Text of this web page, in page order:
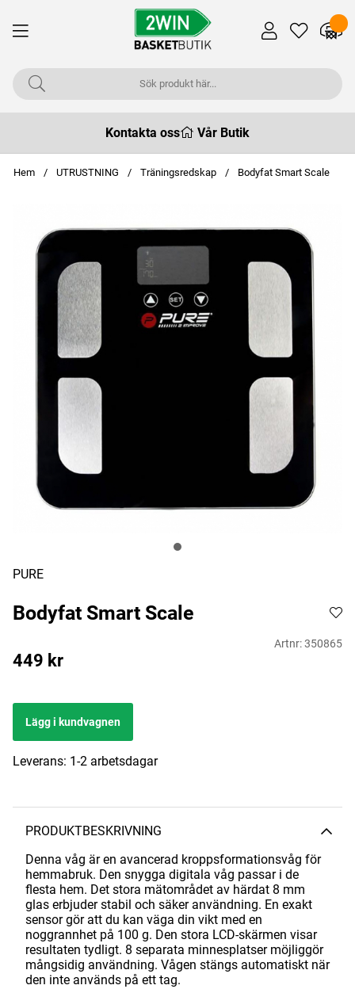
Kontakta oss Vår Butik
Hem UTRUSTNING Träningsredskap Bodyfat Smart Scale
PURE
Bodyfat Smart Scale
Artnr:350865
449 kr
Lägg i kundvagnen
Leverans: 1-2 arbetsdagar
PRODUKTBESKRIVNING
Denna våg är en avancerad kroppsformationsvåg för
hemmabruk. Den snygga digitala våg passar i de
flesta hem. Det stora mätområdet av härdat 8 mm
glas erbjuder stabil och säker användning. En exakt
sensor gör att du kan väga din vikt med en
noggrannhet på 100 g. Den stora LCD-skärmen visar
resultaten tydligt. 8 separata minnesplatser möjliggör
mångsidig användning. Vågen stängs automatiskt när
den inte används på ett tag.